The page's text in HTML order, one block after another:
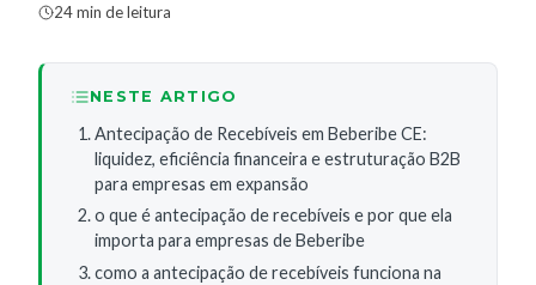
24 min de leitura
NESTE ARTIGO
Antecipação de Recebíveis em Beberibe CE:
liquidez, eficiência financeira e estruturação B2B
para empresas em expansão
o que é antecipação de recebíveis e por que ela
importa para empresas de Beberibe
como a antecipação de recebíveis funciona na